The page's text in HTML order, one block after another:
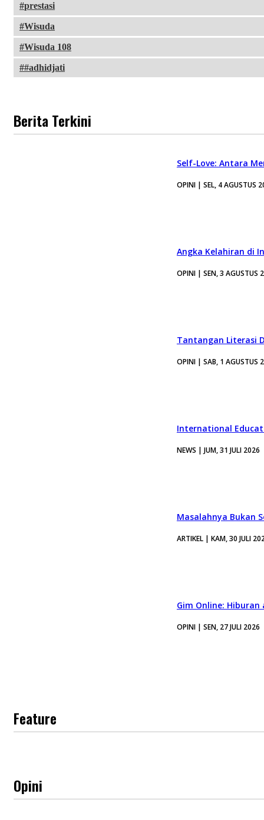
prestasi
Wisuda
Wisuda 108
#adhidjati
Berita Terkini
Self-Love: Antara
OPINI | SEL, 4 AGUSTUS
Angka Kelahiran di
OPINI | SEN, 3 AGUSTUS
Tantangan Literasi
OPINI | SAB, 1 AGUSTUS
International
NEWS | JUM, 31 JULI 2026
Masalahnya Bukan
ARTIKEL | KAM, 30 JULI
Gim Online:
OPINI | SEN, 27 JULI 2026
Feature
Opini